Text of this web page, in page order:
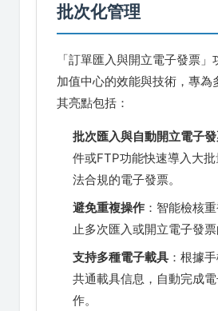
批次化管理
「訂單匯入與開立電子發票
加值中心的效能與技術，專為
其亮點包括：
批次匯入與自動開立電子
件或FTP功能快速導入大
法合規的電子發票。
避免重複操作 ：智能檢核
止多次匯入或開立電子發票
支持多種電子載具 ：根據
共通載具信息，自動完成
作。